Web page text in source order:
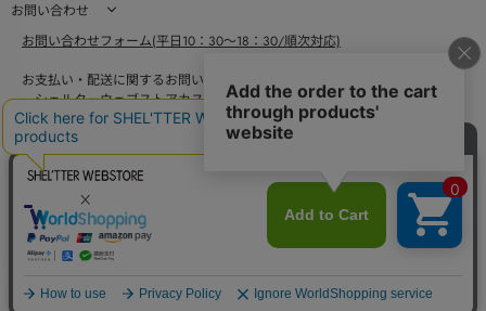
お問い合わせ
お問い合わせフォーム(平日10：30～18：30/順次対応)
お支払い・配送に関するお問い合わせ（平日10：30～18：00）
シェルターウェブストアカスタマーセンター
0800-123-6820
商品の素材、サイズ、仕様等に関するお問い合せ（平日10：30～18：00）
バロックジャパンリミテッドコールセンター
03-6730-9191
BAROQUE JAPAN LIMITED
採用情報